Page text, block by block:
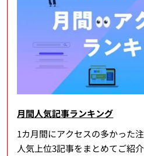
月間人気記事ランキング
1カ月間にアクセスの多かった
人気上位3記事をまとめてご紹介